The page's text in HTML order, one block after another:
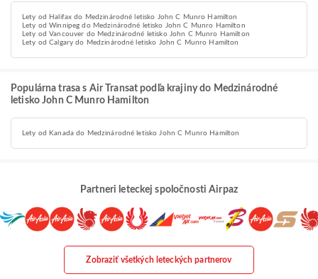
Lety od Halifax do Medzinárodné letisko John C Munro Hamilton
Lety od Winnipeg do Medzinárodné letisko John C Munro Hamilton
Lety od Vancouver do Medzinárodné letisko John C Munro Hamilton
Lety od Calgary do Medzinárodné letisko John C Munro Hamilton
Populárna trasa s Air Transat podľa krajiny do Medzinárodné
letisko John C Munro Hamilton
Lety od Kanada do Medzinárodné letisko John C Munro Hamilton
Partneri leteckej spoločnosti Airpaz
Zobraziť všetkých leteckých partnerov